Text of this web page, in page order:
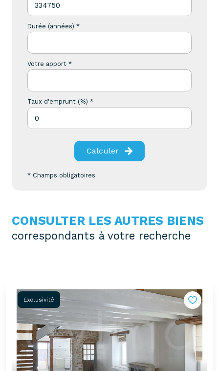
Durée (années) *
Votre apport *
Taux d'emprunt (%) *
Calculer
* Champs obligatoires
CONSULTER LES AUTRES BIENS
correspondants à votre recherche
Exclusivité